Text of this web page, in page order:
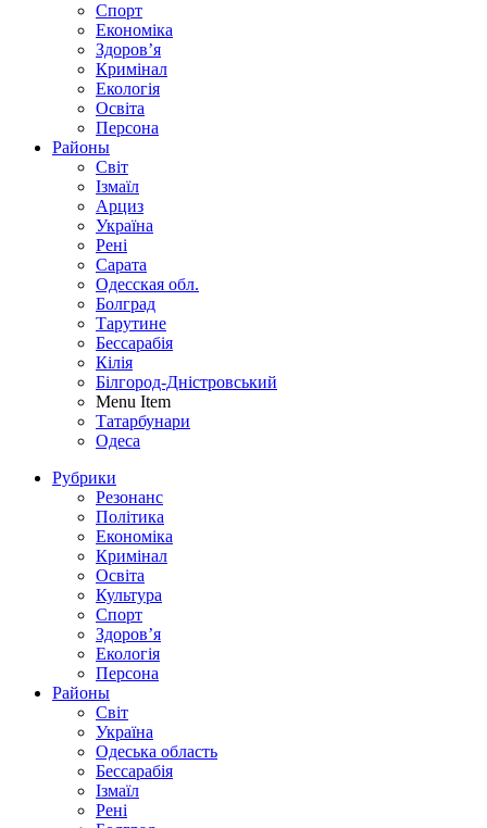
Спорт
Економіка
Здоров’я
Кримінал
Екологія
Освіта
Персона
Районы
Світ
Ізмаїл
Арциз
Україна
Рені
Сарата
Одесская обл.
Болград
Тарутине
Бессарабія
Кілія
Білгород-Дністровський
Menu Item
Татарбунари
Одеса
Рубрики
Резонанс
Політика
Економіка
Кримінал
Освіта
Культура
Спорт
Здоров’я
Екологія
Персона
Районы
Світ
Україна
Одеська область
Бессарабія
Ізмаїл
Рені